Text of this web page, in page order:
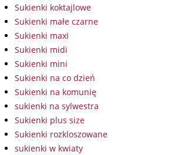
Sukienki koktajlowe
Sukienki małe czarne
Sukienki maxi
Sukienki midi
Sukienki mini
Sukienki na co dzień
Sukienki na komunię
sukienki na sylwestra
Sukienki plus size
Sukienki rozkloszowane
sukienki w kwiaty